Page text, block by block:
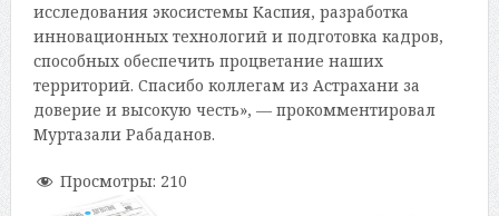
исследования экосистемы Каспия, разработка
инновационных технологий и подготовка кадров,
способных обеспечить процветание наших
территорий. Спасибо коллегам из Астрахани за
доверие и высокую честь», — прокомментировал
Муртазали Рабаданов.
Просмотры: 210